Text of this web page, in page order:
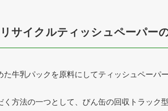
リサイクルティッシュペーパー
牛乳パックを原料にしてティッシュペー
方法の一つとして、びん缶の回収トラック